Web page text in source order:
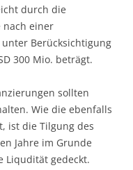
durch die
nach einer
Berücksichtigung
300 Mio. beträgt.
sollten
Wie die ebenfalls
ist die Tilgung des
Jahre im Grunde
Liqudität gedeckt.